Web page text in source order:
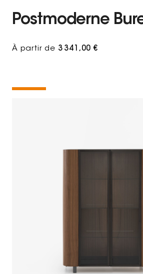
Postmoderne
À partir de 3 341,00 €